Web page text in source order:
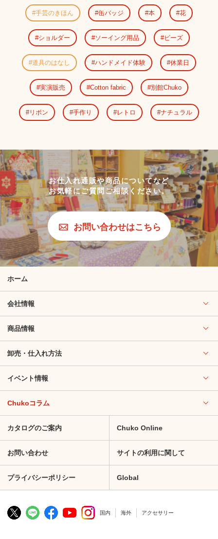
手芸のきほん 缶バッジ 本 花
ショルダー ソーイング用品 ビーズ
道具のはなし ハンドメイド体験 休業日
実演販売 Cotton fabric 別館Chuko
リボン 手作り レトロ ナチュラル
お仕入れ通販や商品についてなど
お気軽にご質問ご相談ください。
お問い合わせはこちら
ホーム
会社情報
商品情報
卸売・仕入れ方法
イベント情報
Chukoコラム
カタログのご案内 Chuko Online
お問い合わせ サイトの利用に関して
プライバシーポリシー Global
国内 海外 アクセサリー